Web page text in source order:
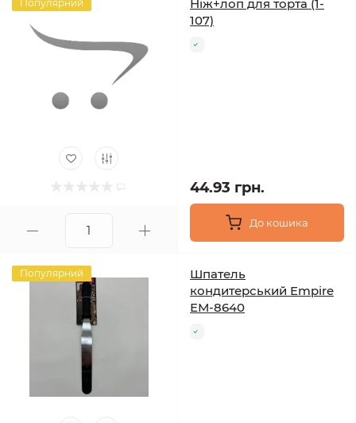
Популярний
Ніж+лоп для торта (1-
107)
44.93 грн.
До кошика
Популярний
Шпатель
кондитерський Empire
ЕМ-8640